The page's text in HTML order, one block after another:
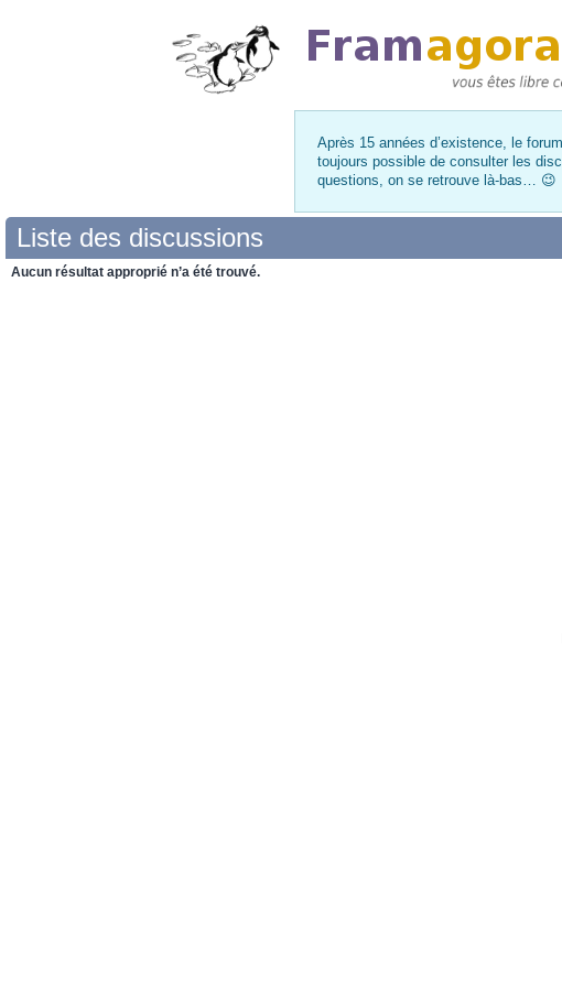
Après 15 années d’existence, le
toujours possible de consulter les
questions, on se retrouve là-bas… 😉
Liste des discussions
Aucun résultat approprié n’a été trouvé.